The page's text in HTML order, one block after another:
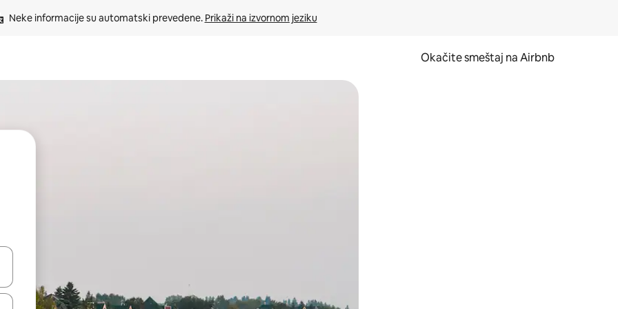
Neke informacije su automatski prevedene. Prikaži na izvornom jeziku
Okačite smeštaj na Airbnb
njih pomoću strelica nagore i nadole, kao i da ih istražujte dodirom ili prevlačenjem.